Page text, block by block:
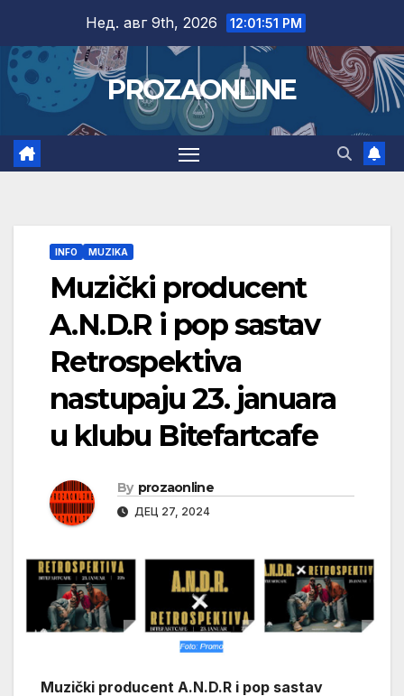
content
Нед. авг 9th, 2026 12:01:52 PM
PROZAONLINE
INFO MUZIKA
Muzički producent
A.N.D.R i pop sastav
Retrospektiva
nastupaju 23. januara
u klubu Bitefartcafe
By prozaonline
ДЕЦ 27, 2024
Muzički producent A.N.D.R i pop sastav